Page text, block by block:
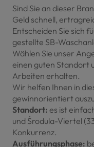
Sind Sie an dieser
Geld schnell,
Entscheiden Sie sich
gestellte SB-
Wählen Sie unser
einen guten Standort
Arbeiten erhalten.
Wir helfen Ihnen in
gewinnorientiert
Standort: es ist
und Środula-Viertel
Konkurrenz.
Ausführungsphase: